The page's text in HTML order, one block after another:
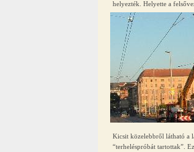
helyezték. Helyette a
Kicsit közelebbről látható a
“terheléspróbát tartottak”.